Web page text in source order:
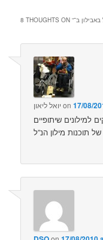
8 THOUGHTS ON “
יואל ליאון on17/08/
למילונים שיתופיים
תוכנות מילון הנ”ל